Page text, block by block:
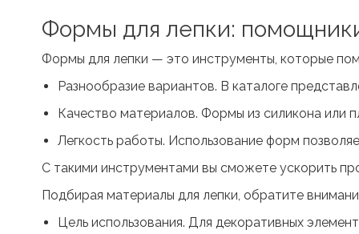
Формы для лепки:
Формы для лепки — это инструменты, которые
Разнообразие вариантов. В каталоге
Качество материалов. Формы из силикона или
Легкость работы. Использование форм
С такими инструментами вы сможете ускорить
Подбирая материалы для лепки, обратите
Цель использования. Для декоративных